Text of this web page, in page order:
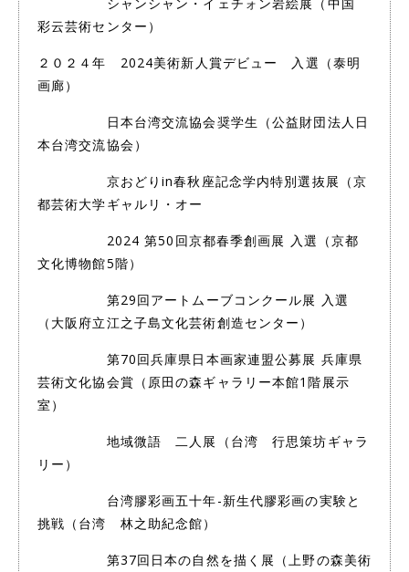
彩云芸術センター）
２０２４年 2024美術新人賞デビュー 入選（泰明
画廊）
日本台湾交流協会奨学生（公益財団法人日
本台湾交流協会）
京おどりin春秋座記念学内特別選抜展（京
都芸術大学ギャルリ・オー
2024 第50回京都春季創画展 入選（京都
文化博物館5階）
第29回アートムーブコンクール展 入選
（大阪府立江之子島文化芸術創造センター）
第70回兵庫県日本画家連盟公募展 兵庫県
芸術文化協会賞（原田の森ギャラリー本館1階展示
室）
地域微語 二人展（台湾 行思策坊ギャラ
リー）
台湾膠彩画五十年-新生代膠彩画の実験と
挑戦（台湾 林之助紀念館）
第37回日本の自然を描く展（上野の森美術